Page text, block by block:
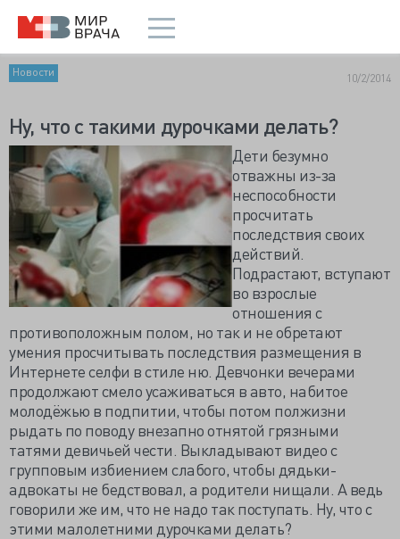
Новости 10/2/2014
Ну, что с такими дурочками делать?
Дети безумно
отважны из-за
неспособности
просчитать
последствия своих
действий.
Подрастают, вступают
во взрослые
отношения с
противоположным полом, но так и не обретают
умения просчитывать последствия размещения в
Интернете селфи в стиле ню. Девчонки вечерами
продолжают смело усаживаться в авто, набитое
молодёжью в подпитии, чтобы потом полжизни
рыдать по поводу внезапно отнятой грязными
татями девичьей чести. Выкладывают видео с
групповым избиением слабого, чтобы дядьки-
адвокаты не бедствовал, а родители нищали. А ведь
говорили же им, что не надо так поступать. Ну, что с
этими малолетними дурочками делать?